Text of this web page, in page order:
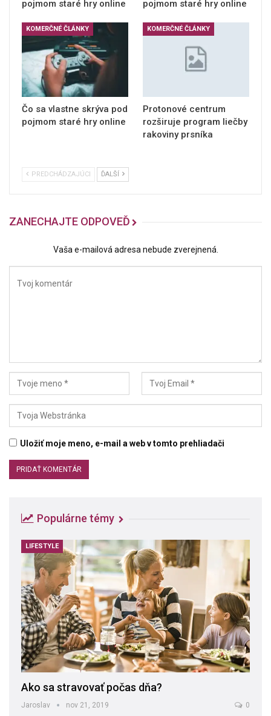
pojmom staré hry online pojmom staré hry online
KOMERČNÉ ČLÁNKY
Čo sa vlastne skrýva pod
pojmom staré hry online
KOMERČNÉ ČLÁNKY
Protonové centrum
rozširuje program liečby
rakoviny prsníka
PREDCHÁDZAJÚCI ĎALŠÍ
ZANECHAJTE ODPOVEĎ
Vaša e-mailová adresa nebude zverejnená.
Uložiť moje meno, e-mail a web v tomto prehliadači
Populárne témy
LIFESTYLE
Ako sa stravovať počas dňa?
Jaroslav nov 21, 2019 0